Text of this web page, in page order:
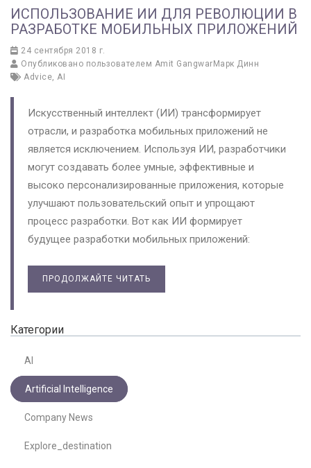
ИСПОЛЬЗОВАНИЕ ИИ ДЛЯ РЕВОЛЮЦИИ В
РАЗРАБОТКЕ МОБИЛЬНЫХ ПРИЛОЖЕНИЙ
24 сентября 2018 г.
Опубликовано пользователем Amit GangwarМарк Динн
Advice, AI
Искусственный интеллект (ИИ) трансформирует
отрасли, и разработка мобильных приложений не
является исключением. Используя ИИ, разработчики
могут создавать более умные, эффективные и
высоко персонализированные приложения, которые
улучшают пользовательский опыт и упрощают
процесс разработки. Вот как ИИ формирует
будущее разработки мобильных приложений:
ПРОДОЛЖАЙТЕ ЧИТАТЬ
Категории
AI
Artificial Intelligence
Company News
Explore_destination